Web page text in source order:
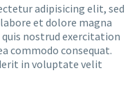
adipisicing elit, sed
et dolore magna
nostrud exercitation
commodo consequat.
in voluptate velit